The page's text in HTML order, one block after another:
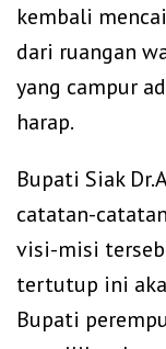
kembali
dari ruangan
yang campur
harap.
Bupati Siak
catatan-
visi-misi
tertutup ini
Bupati